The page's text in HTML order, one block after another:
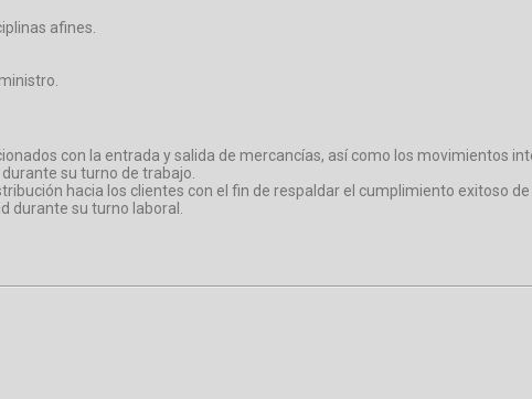
afines.
con la entrada y salida de mercancías, así como los movimientos
su turno de trabajo.
hacia los clientes con el fin de respaldar el cumplimiento exitoso
durante su turno laboral.